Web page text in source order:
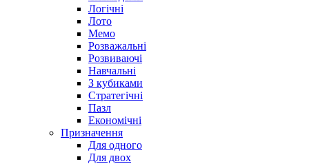
Логічні
Лото
Мемо
Розважальні
Розвиваючі
Навчальні
З кубиками
Стратегічні
Пазл
Економічні
Призначення
Для одного
Для двох